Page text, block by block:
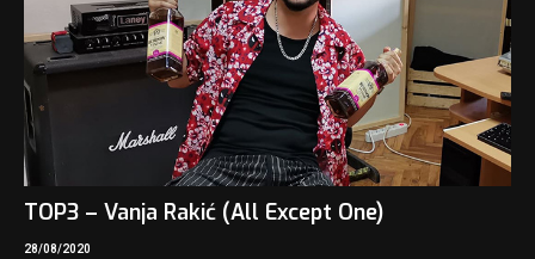
TOP3 – Vanja Rakić (All Except One)
28/08/2020